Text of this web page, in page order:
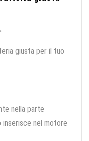
giusta per il tuo
nella parte
nel motore